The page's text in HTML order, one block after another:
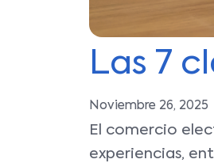
Las 7
Noviembre 26, 2025
El comercio
experiencias,